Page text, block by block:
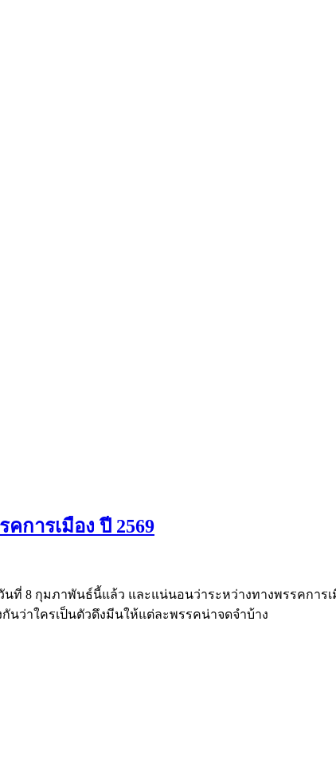
การเมือง ปี 2569
ที่ 8 กุมภาพันธ์นี้แล้ว และแน่นอนว่าระหว่างทางพรรคการ
นว่าใครเป็นตัวดึงมีนให้แต่ละพรรคน่าจดจำบ้าง